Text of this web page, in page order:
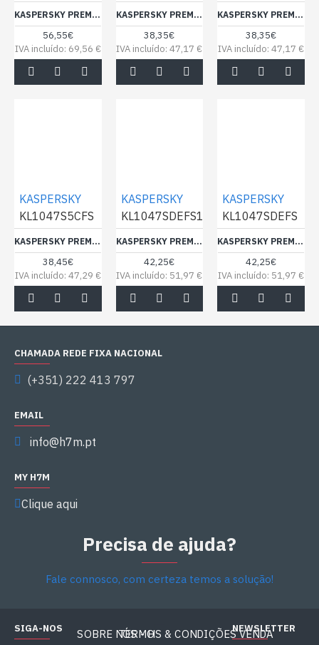
KASPERSKY PREMIUM 10DEV 1Y LICENÇA ELECTRÓNICA
56,55€
IVA incluído: 69,56 €
KASPERSKY PREMIUM 3 DISPOSITIVO LICENÇA DIGITAL 1 ANO
38,35€
IVA incluído: 47,17 €
KASPERSKY PREMIUM 3DEV 1Y LICENÇA ELECTRÓNICA
38,35€
IVA incluído: 47,17 €
KASPERSKY
KL1047S5CFS
KASPERSKY PREMIUM 3DEV 1Y MSB BOX NOCD
38,45€
IVA incluído: 47,29 €
KASPERSKY
KL1047SDEFS1
KASPERSKY PREMIUM 5 DISPOSITIVOS 1 ANO
42,25€
IVA incluído: 51,97 €
KASPERSKY
KL1047SDEFS
KASPERSKY PREMIUM 5DEV 1Y LICENÇA ELECTRÓNICA
42,25€
IVA incluído: 51,97 €
CHAMADA REDE FIXA NACIONAL
(+351) 222 413 797
EMAIL
info@h7m.pt
MY H7M
Clique aqui
Precisa de ajuda?
Fale connosco, com certeza temos a solução!
SIGA-NOS SOBRE NÓS - H7M
TERMOS & CONDIÇÕES VENDA
NEWSLETTER